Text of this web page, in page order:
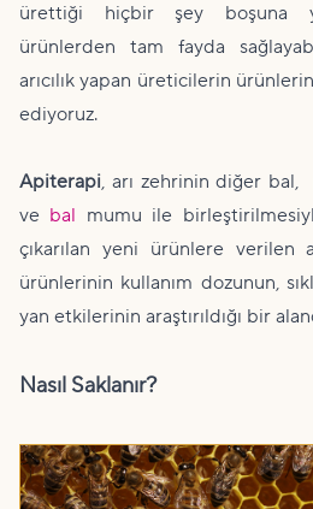
ürettiği hiçbir şey boşuna
ürünlerden tam fayda
arıcılık yapan üreticilerin
ediyoruz.
Apiterapi, arı zehrinin diğer bal,
ve bal mumu ile
çıkarılan yeni ürünlere verilen
ürünlerinin kullanım dozunun,
yan etkilerinin araştırıldığı bir
Nasıl Saklanır?